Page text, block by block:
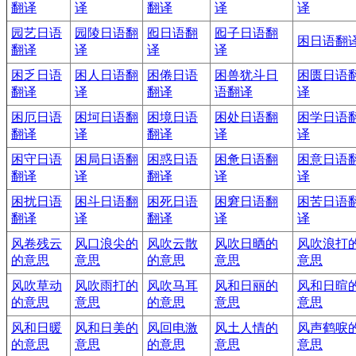
翻译 译 翻译 译
译
园艺日语
翻译
园陵日语翻
译
囮日语翻
译
囮子日语翻
译
困日语翻
困乏日语
翻译
困人日语翻
译
困倦日语
翻译
困兽犹斗日
语翻译
困匮日语
译
困厄日语
翻译
困坷日语翻
译
困境日语
翻译
困处日语翻
译
困学日语
译
困守日语
翻译
困局日语翻
译
困惑日语
翻译
困惫日语翻
译
困意日语
译
困扰日语
翻译
困斗日语翻
译
困死日语
翻译
困窘日语翻
译
困苦日语
译
风卷残云
的意思
风口浪尖的
意思
风吹云散
的意思
风吹日晒的
意思
风吹浪打
意思
风吹草动
的意思
风吹雨打的
意思
风吹马耳
的意思
风和日丽的
意思
风和日暄
意思
风和日暖
的意思
风和日美的
意思
风回电激
的意思
风土人情的
意思
风声鹤唳
意思